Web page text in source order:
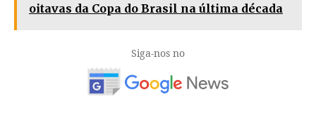
oitavas da Copa do Brasil na última década
Siga-nos no